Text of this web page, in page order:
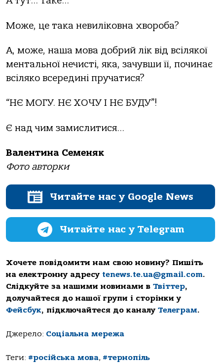
Може, це така невиліковна хвороба?
А, може, наша мова добрий лік від всілякої
ментальної нечисті, яка, зачувши її, починає
всіляко всередині пручатися?
“НЄ МОГУ. НЄ ХОЧУ І НЄ БУДУ”!
Є над чим замислитися…
Валентина Семеняк
Фото авторки
Читайте нас у Google News
Читайте нас у Telegram
Хочете повідомити нам свою новину? Пишіть
на електронну адресу tenews.te.ua@gmail.com.
Слідкуйте за нашими новинами в Твіттер,
долучайтеся до нашої групи і сторінки у
Фейсбук, підключайтеся до каналу Телеграм.
Джерело: Соціальна мережа
Теги: #російська мова, #тернопіль